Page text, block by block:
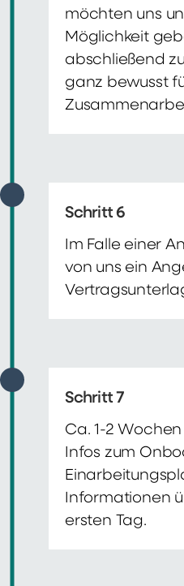
möchten uns
Möglichkeit
abschließend
ganz bewusst
Schritt 6
Im Falle einer
von uns ein
Schritt 7
Ca. 1-2
Infos zum
Informationen
ersten Tag.